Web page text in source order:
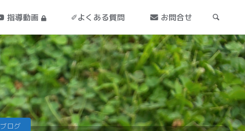
指導動画 ✐よくある質問 お問合せ
ブログ